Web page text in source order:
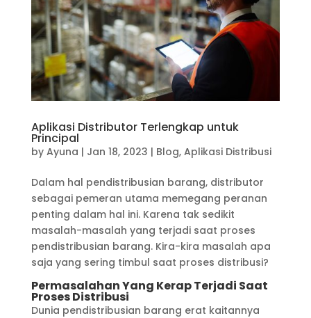
Aplikasi Distributor Terlengkap untuk
Principal
by Ayuna | Jan 18, 2023 | Blog, Aplikasi Distribusi
Dalam hal pendistribusian barang, distributor
sebagai pemeran utama memegang peranan
penting dalam hal ini. Karena tak sedikit
masalah-masalah yang terjadi saat proses
pendistribusian barang. Kira-kira masalah apa
saja yang sering timbul saat proses distribusi?
Permasalahan Yang Kerap Terjadi Saat
Proses Distribusi
Dunia pendistribusian barang erat kaitannya